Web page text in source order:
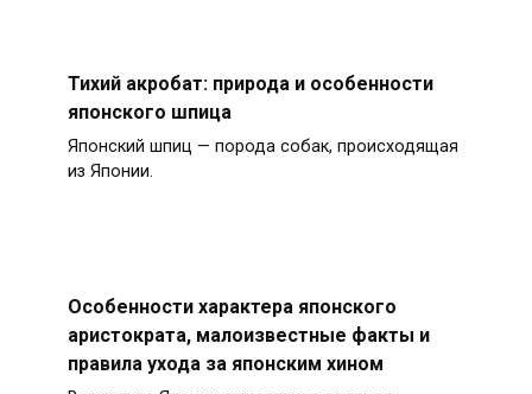
Тихий акробат: природа и особенности
японского шпица
Японский шпиц — порода собак, происходящая
из Японии.
Особенности характера японского
аристократа, малоизвестные факты и
правила ухода за японским хином